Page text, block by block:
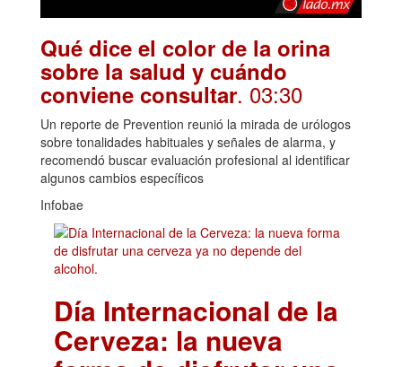
Qué dice el color de la orina
sobre la salud y cuándo
conviene consultar. 03:30
Un reporte de Prevention reunió la mirada de urólogos
sobre tonalidades habituales y señales de alarma, y
recomendó buscar evaluación profesional al identificar
algunos cambios específicos
Infobae
Día Internacional de la
Cerveza: la nueva